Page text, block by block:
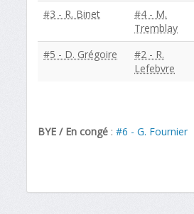
#3 - R. Binet
#4 - M.
Tremblay
#5 - D. Grégoire
#2 - R.
Lefebvre
BYE / En congé :#6 - G. Fournier